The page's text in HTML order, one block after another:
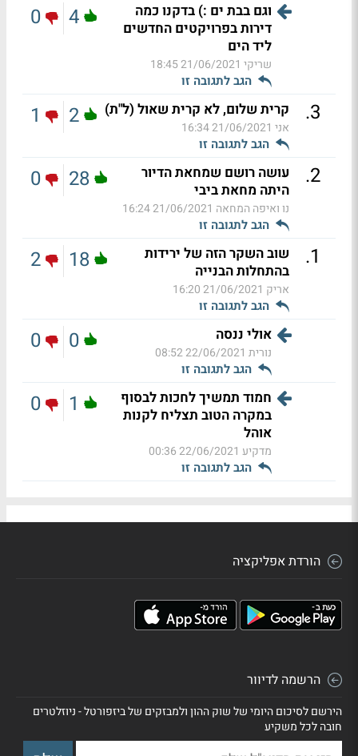
וגם בבת ים :) בדקנו כמה
דירות בפרויקטים החדשים
ליד הים
שריקי 21/06/2021 18:45
הגב לתגובה זו
4
0
3
. קרית שלום, לא קרית שאול (ל"ת)
אני 21/06/2021 16:34
הגב לתגובה זו
2
1
2
.
עושה רושם שמחאת הדיור
היתה מחאת ביבי
נו ואיפה המחאה 21/06/2021 16:24
הגב לתגובה זו
28
0
1
.
שוב השקר הזה של ירידות
בהתחלות הבנייה
אריק 21/06/2021 16:20
הגב לתגובה זו
18
2
אולי ננסה
נורית 22/06/2021 08:52
הגב לתגובה זו
0
0
חמוד תמשיך לחכות לבסוף
במקרה הטוב תצליח לקנות
אוהל
מדקיע 22/06/2021 00:36
הגב לתגובה זו
1
0
הורדת אפליקציה
הרשמה לדיוור
הירשם לסיכום היומי של שוק ההון ולמבזקים של ביזפורטל - ניוזלטרים
חובה לכל משקיע